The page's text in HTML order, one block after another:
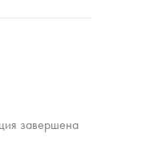
завершена